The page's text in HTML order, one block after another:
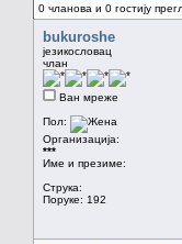
0 чланова и 0 гостију
bukuroshe
језикословац
члан
Ван мреже
Пол:
Организација:
***
Име и презиме:
Струка:
Поруке: 192